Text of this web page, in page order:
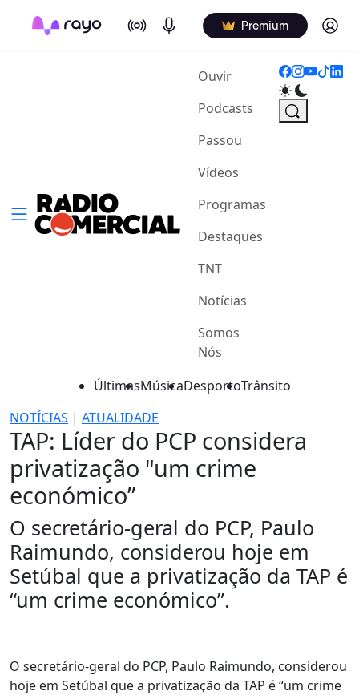
On Air Podcasts Premium Log in
Ouvir(current)
Podcasts
Passou
Vídeos
Programas
Destaques
TNT
Notícias
Somos
Nós
ÚltimasMúsicaDesportoTrânsito
NOTÍCIAS | ATUALIDADE
TAP: Líder do PCP considera
privatização "um crime
económico”
O secretário-geral do PCP, Paulo
Raimundo, considerou hoje em
Setúbal que a privatização da TAP é
“um crime económico”.
O secretário-geral do PCP, Paulo Raimundo, considerou
hoje em Setúbal que a privatização da TAP é “um crime